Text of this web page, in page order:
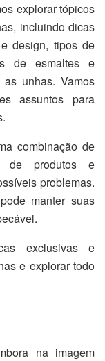
explorar tópicos
incluindo dicas
design, tipos de
de esmaltes e
unhas. Vamos
assuntos para
combinação de
de produtos e
problemas.
manter suas
exclusivas e
e explorar todo
na imagem